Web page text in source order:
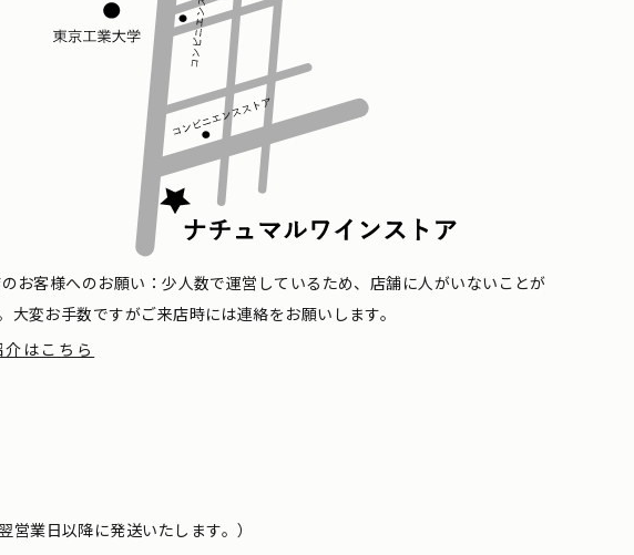
お客様へのお願い：少人数で運営しているため、店舗に人がいないことが
大変お手数ですがご来店時には連絡をお願いします。
はこちら
業日以降に発送いたします。）